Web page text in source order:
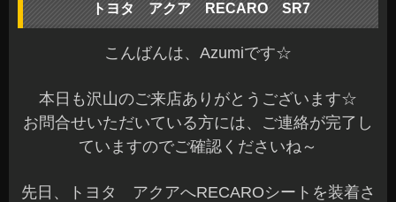
トヨタ アクア RECARO SR7
こんばんは、Azumiです☆
本日も沢山のご来店ありがとうございます☆
お問合せいただいている方には、ご連絡が完了し
ていますのでご確認くださいね～
先日、トヨタ アクアへRECAROシートを装着さ